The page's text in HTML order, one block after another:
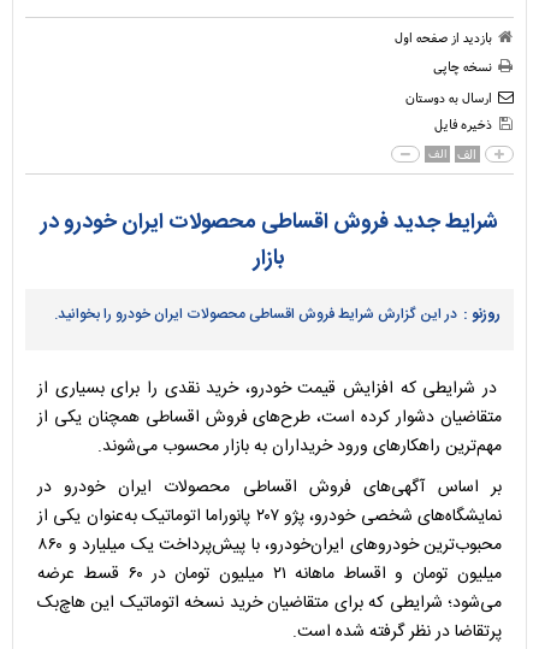
بازدید از صفحه اول
نسخه چاپی
ارسال به دوستان
ذخیره فایل
الف الف
شرایط جدید فروش اقساطی محصولات ایران خودرو در
بازار
روزنو : در این گزارش شرایط فروش اقساطی محصولات ایران خودرو را بخوانید.
در شرایطی که افزایش قیمت خودرو، خرید نقدی را برای بسیاری از
متقاضیان دشوار کرده است، طرح‌های فروش اقساطی همچنان یکی از
مهم‌ترین راهکارهای ورود خریداران به بازار محسوب می‌شوند.
بر اساس آگهی‌های فروش اقساطی محصولات ایران خودرو در
نمایشگاه‌های شخصی خودرو، پژو ۲۰۷ پانوراما اتوماتیک به‌عنوان یکی از
محبوب‌ترین خودروهای ایران‌خودرو، با پیش‌پرداخت یک میلیارد و ۸۶۰
میلیون تومان و اقساط ماهانه ۲۱ میلیون تومان در ۶۰ قسط عرضه
می‌شود؛ شرایطی که برای متقاضیان خرید نسخه اتوماتیک این هاچ‌بک
پرتقاضا در نظر گرفته شده است.